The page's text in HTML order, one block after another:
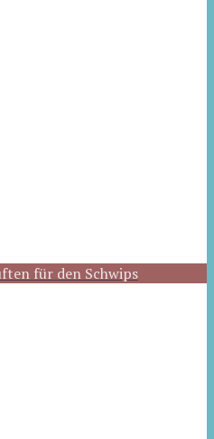
für den Schwips